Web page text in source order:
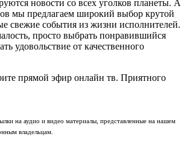
новости со всех уголков планеты. А
мы предлагаем широкий выбор крутой
свежие события из жизни исполнителей.
просто выбрать понравившийся
удовольствие от качественного
прямой эфир онлайн тв. Приятного
на аудио и видео материалы, представленные на нашем
владельцам.